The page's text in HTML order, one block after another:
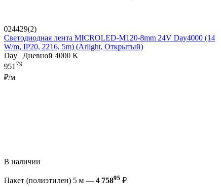
024429(2)
Светодиодная лента MICROLED-M120-8mm 24V Day4000 (14
W/m, IP20, 2216, 5m) (Arlight, Открытый)
Day | Дневной 4000 K
95179
₽/м
В наличии
Пакет (полиэтилен) 5 м — 4 75895 ₽